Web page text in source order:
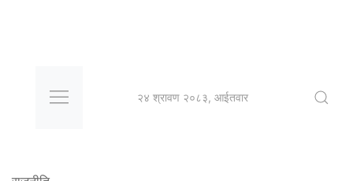
२४ श्रावण २०८३, आईतवार